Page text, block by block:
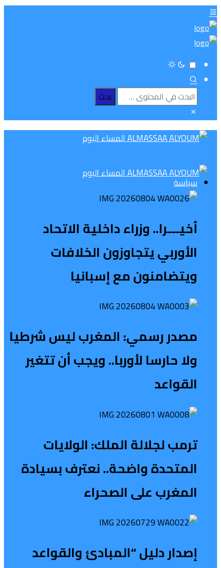
سياسة
أخيـــرا.. وزراء داخلية الاتحاد
الأوربي يتجاوزون الخلافات
ويتضامنون مع إسبانيا
مصدر رسمي: المغرب ليس شرطيا
ولا حارسا لأوربا.. ويجب أن تتغير
القواعد
ترمب لجلالة الملك: الولايات
المتحدة واضحة.. نعترف بسيادة
المغرب على الصحراء
إصدار دليل “المبادئ والقواعد